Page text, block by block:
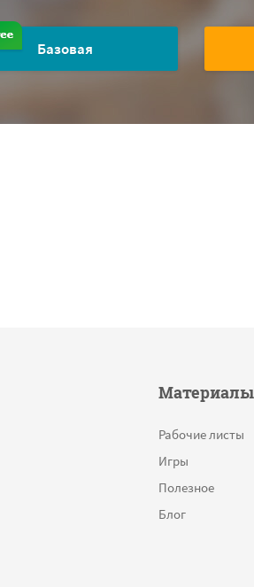
Базовая
Материалы
Рабочие листы
Игры
Полезное
Блог